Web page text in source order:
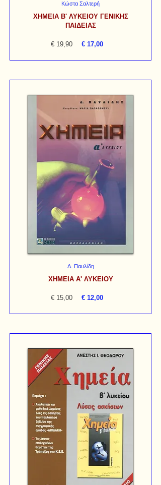
Κώστα Σαλτερή
ΧΗΜΕΙΑ Β' ΛΥΚΕΙΟΥ ΓΕΝΙΚΗΣ
ΠΑΙΔΕΙΑΣ
€ 19,90 € 17,00
Δ. Παυλίδη
ΧΗΜΕΙΑ Α' ΛΥΚΕΙΟΥ
€ 15,00 € 12,00